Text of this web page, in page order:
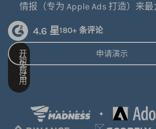
情报（专为 Apple Ads 打造）来最
4.6 星180+ 条评论
开
始
免
费
试
用
申请演示